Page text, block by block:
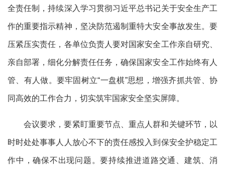
全责任制，持续深入学习贯彻习近平总书记关于安全生产工
作的重要指示精神，坚决防范遏制重特大安全事故发生。要
压紧压实责任，各单位负责人要对国家安全工作亲自研究、
亲自部署，细化分解责任任务，确保国家安全工作始终有人
管、有人做。要牢固树立“一盘棋”思想，增强齐抓共管、协
同高效的工作合力，切实筑牢国家安全坚实屏障。
会议要求，要紧盯重要节点、重点人群和关键环节，以
时时处处事事人人放心不下的责任感投入到保安全护稳定工
作中，确保不出现问题。要持续推进道路交通、建筑、消